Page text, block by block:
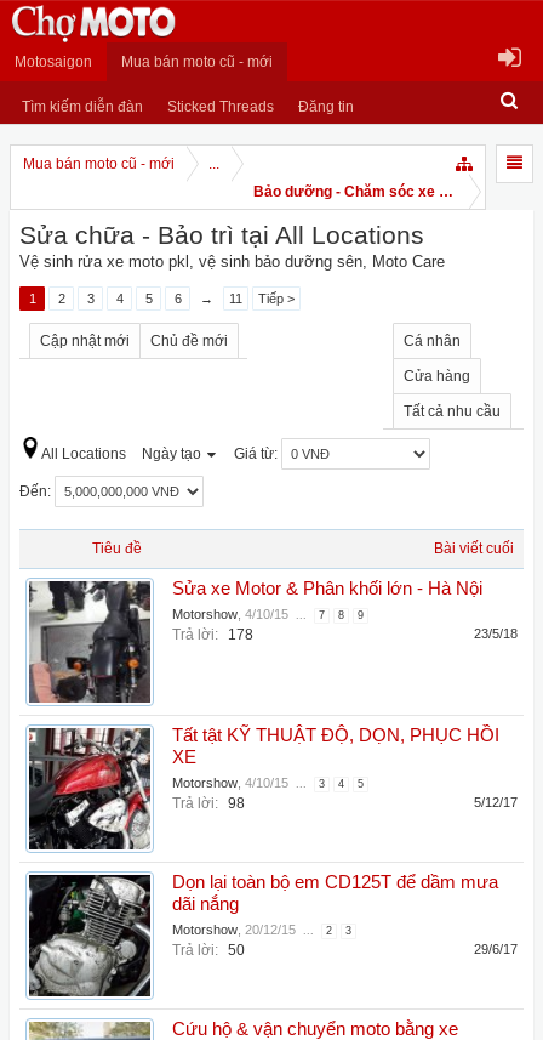
Motosaigon Mua bán moto cũ - mới
Tìm kiếm diễn đàn Sticked Threads Đăng tin
Mua bán moto cũ - mới
...
Bảo dưỡng - Chăm sóc xe PKL
Sửa chữa - Bảo trì tại All Locations
Vệ sinh rửa xe moto pkl, vệ sinh bảo dưỡng sên, Moto Care
1 2 3 4 5 6 → 11 Tiếp >
Cập nhật mới Chủ đề mới Cá nhân
Cửa hàng
Tất cả nhu cầu
All Locations Ngày tạo Giá từ:
Đến:
Tiêu đề Bài viết cuối
Sửa xe Motor & Phân khối lớn - Hà Nội
Motorshow 4/10/15 ... 7 8 9
Trả lời: 178 23/5/18
Tất tật KỸ THUẬT ĐỘ, DỌN, PHỤC HỒI
XE
Motorshow 4/10/15 ... 3 4 5
Trả lời: 98 5/12/17
Dọn lại toàn bộ em CD125T để dầm mưa
dãi nắng
Motorshow 20/12/15 ... 2 3
Trả lời: 50 29/6/17
Cứu hộ & vận chuyển moto bằng xe